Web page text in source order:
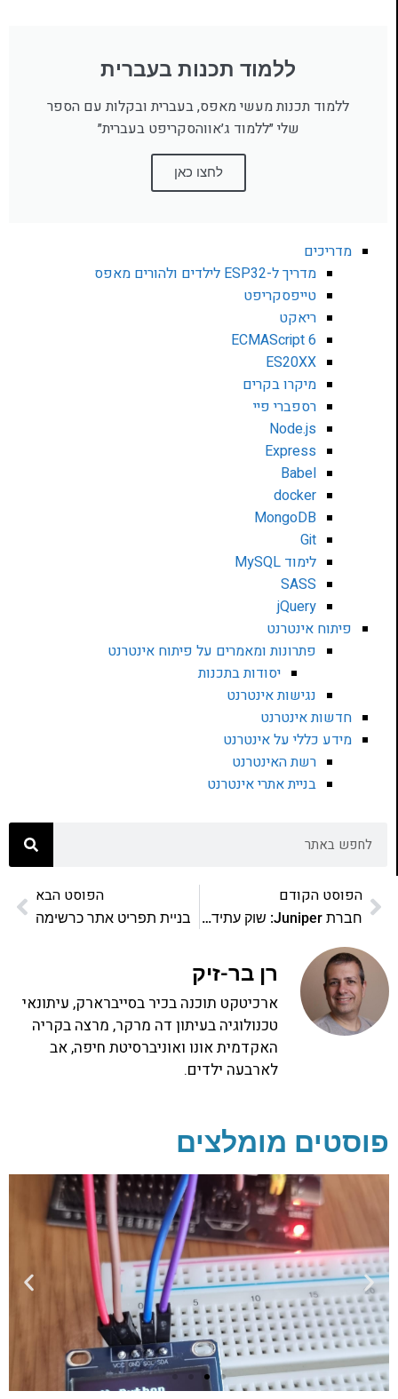
ללמוד תכנות בעברית
ללמוד תכנות מעשי מאפס, בעברית ובקלות עם הספר
שלי ״ללמוד ג׳אווהסקריפט בעברית״
לחצו כאן
מדריכים
מדריך ל-ESP32 לילדים ולהורים מאפס
טייפסקריפט
ריאקט
ECMAScript 6
ES20XX
מיקרו בקרים
רספברי פיי
Node.js
Express
Babel
docker
MongoDB
Git
לימוד MySQL
SASS
jQuery
פיתוח אינטרנט
פתרונות ומאמרים על פיתוח אינטרנט
יסודות בתכנות
נגישות אינטרנט
חדשות אינטרנט
מידע כללי על אינטרנט
רשת האינטרנט
בניית אתרי אינטרנט
הפוסט הקודם
חברת Juniper: שוק עתידי של 1.4 מיליארד דולר
הפוסט הבא
בניית תפריט אתר כרשימה
רן בר-זיק
ארכיטקט תוכנה בכיר בסייברארק, עיתונאי
טכנולוגיה בעיתון דה מרקר, מרצה בקריה
האקדמית אונו ואוניברסיטת חיפה, אב
לארבעה ילדים.
פוסטים מומלצים